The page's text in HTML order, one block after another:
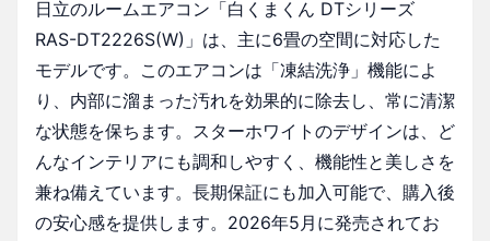
日立のルームエアコン「白くまくん DTシリーズ
RAS-DT2226S(W)」は、主に6畳の空間に対応した
モデルです。このエアコンは「凍結洗浄」機能によ
り、内部に溜まった汚れを効果的に除去し、常に清潔
な状態を保ちます。スターホワイトのデザインは、ど
んなインテリアにも調和しやすく、機能性と美しさを
兼ね備えています。長期保証にも加入可能で、購入後
の安心感を提供します。2026年5月に発売されてお